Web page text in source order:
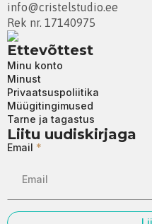
info@cristelstudio.ee
Rek nr. 17140975
Ettevõttest
Minu konto
Minust
Privaatsuspoliitika
Müügitingimused
Tarne ja tagastus
Liitu uudiskirjaga
Email *